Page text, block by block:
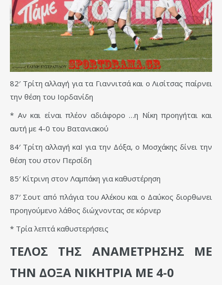
82′ Τρίτη αλλαγή για τα Γιαννιτσά και ο Λισίτσας παίρνει
την θέση του Ιορδανίδη
* Αν και είναι πλέον αδιάφορο …η Νίκη προηγήται και
αυτή με 4-0 του Βατανιακού
84′ Τρίτη αλλαγή καΙ για την Δόξα, ο Μοσχάκης δίνει την
θέση του στον Περσίδη
85′ Κίτρινη στον Λαμπάκη για καθυστέρηση
87′ Σουτ από πλάγια του Αλέκου και ο Δαύκος διορθωνει
προηγούμενο λάθος διώχνοντας σε κόρνερ
* Τρία λεπτά καθυστερήσεις
ΤΕΛΟΣ ΤΗΣ ΑΝΑΜΕΤΡΗΣΗΣ ΜΕ
ΤΗΝ ΔΟΞΑ ΝΙΚΗΤΡΙΑ ΜΕ 4-0